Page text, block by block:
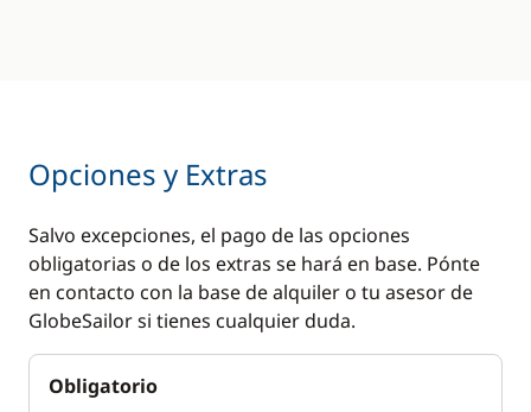
Opciones y Extras
Salvo excepciones, el pago de las opciones
obligatorias o de los extras se hará en base. Pónte
en contacto con la base de alquiler o tu asesor de
GlobeSailor si tienes cualquier duda.
Obligatorio